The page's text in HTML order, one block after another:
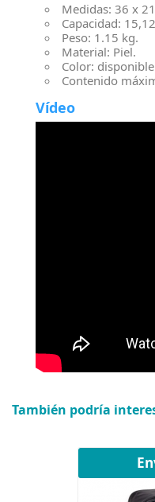
Medidas: 36 x
Capacidad:
Peso: 1.15 kg.
Material: Piel.
Color:
Contenido
Vídeo
También podría